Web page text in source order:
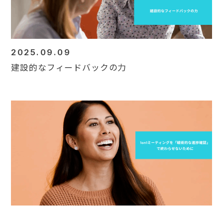
2025.09.09
建設的なフィードバックの力